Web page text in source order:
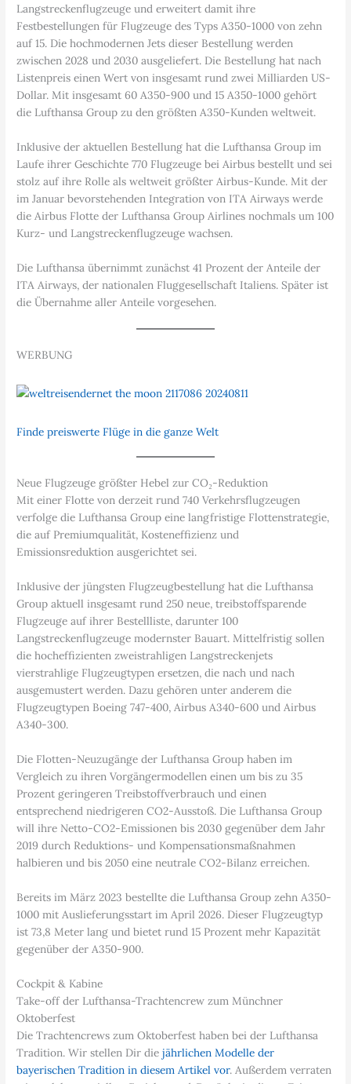
Langstreckenflugzeuge und erweitert damit ihre
Festbestellungen für Flugzeuge des Typs A350-1000 von zehn
auf 15. Die hochmodernen Jets dieser Bestellung werden
zwischen 2028 und 2030 ausgeliefert. Die Bestellung hat nach
Listenpreis einen Wert von insgesamt rund zwei Milliarden US-
Dollar. Mit insgesamt 60 A350-900 und 15 A350-1000 gehört
die Lufthansa Group zu den größten A350-Kunden weltweit.
Inklusive der aktuellen Bestellung hat die Lufthansa Group im
Laufe ihrer Geschichte 770 Flugzeuge bei Airbus bestellt und sei
stolz auf ihre Rolle als weltweit größter Airbus-Kunde. Mit der
im Januar bevorstehenden Integration von ITA Airways werde
die Airbus Flotte der Lufthansa Group Airlines nochmals um 100
Kurz- und Langstreckenflugzeuge wachsen.
Die Lufthansa übernimmt zunächst 41 Prozent der Anteile der
ITA Airways, der nationalen Fluggesellschaft Italiens. Später ist
die Übernahme aller Anteile vorgesehen.
WERBUNG
Finde preiswerte Flüge in die ganze Welt
Neue Flugzeuge größter Hebel zur CO₂-Reduktion
Mit einer Flotte von derzeit rund 740 Verkehrsflugzeugen
verfolge die Lufthansa Group eine langfristige Flottenstrategie,
die auf Premiumqualität, Kosteneffizienz und
Emissionsreduktion ausgerichtet sei.
Inklusive der jüngsten Flugzeugbestellung hat die Lufthansa
Group aktuell insgesamt rund 250 neue, treibstoffsparende
Flugzeuge auf ihrer Bestellliste, darunter 100
Langstreckenflugzeuge modernster Bauart. Mittelfristig sollen
die hocheffizienten zweistrahligen Langstreckenjets
vierstrahlige Flugzeugtypen ersetzen, die nach und nach
ausgemustert werden. Dazu gehören unter anderem die
Flugzeugtypen Boeing 747-400, Airbus A340-600 und Airbus
A340-300.
Die Flotten-Neuzugänge der Lufthansa Group haben im
Vergleich zu ihren Vorgängermodellen einen um bis zu 35
Prozent geringeren Treibstoffverbrauch und einen
entsprechend niedrigeren CO2-Ausstoß. Die Lufthansa Group
will ihre Netto-CO2-Emissionen bis 2030 gegenüber dem Jahr
2019 durch Reduktions- und Kompensationsmaßnahmen
halbieren und bis 2050 eine neutrale CO2-Bilanz erreichen.
Bereits im März 2023 bestellte die Lufthansa Group zehn A350-
1000 mit Auslieferungsstart im April 2026. Dieser Flugzeugtyp
ist 73,8 Meter lang und bietet rund 15 Prozent mehr Kapazität
gegenüber der A350-900.
Cockpit & Kabine
Take-off der Lufthansa-Trachtencrew zum Münchner
Oktoberfest
Die Trachtencrews zum Oktoberfest haben bei der Lufthansa
Tradition. Wir stellen Dir diejährlichen Modelle der
bayerischen Tradition in diesem Artikel vor. Außerdem verraten